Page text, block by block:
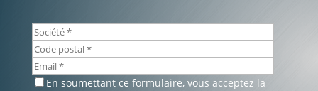
En soumettant ce formulaire, vous acceptez la